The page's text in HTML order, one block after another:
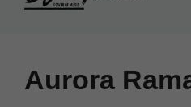
Aurora